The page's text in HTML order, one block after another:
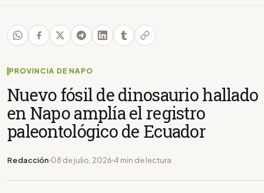
PROVINCIA DE NAPO
Nuevo fósil de dinosaurio hallado
en Napo amplía el registro
paleontológico de Ecuador
Redacción 08 de julio, 2026 4 min de lectura